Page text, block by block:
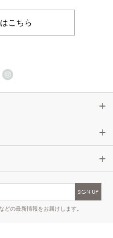
こちら
の最新情報をお届けします。